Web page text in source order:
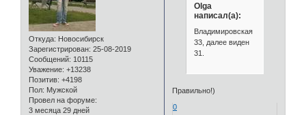
Откуда: Новосибирск
Зарегистрирован: 25-08-2019
Сообщений: 10115
Уважение: +13238
Позитив: +4198
Пол: Мужской
Провел на форуме:
3 месяца 29 дней
Olga
написал(а):
Владимировская
33, далее виден
31.
Правильно!)
0